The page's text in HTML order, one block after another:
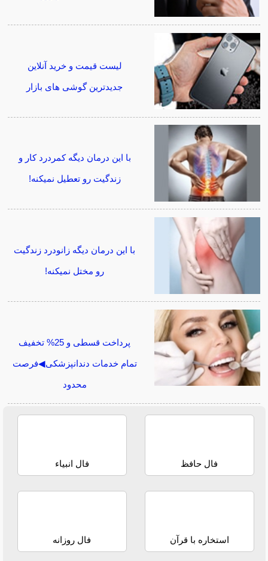
لیست قیمت و خرید آنلاین
جدیدترین گوشی های بازار
با این درمان دیگه کمردرد کار و
زندگیت رو تعطیل نمیکنه!
با این درمان دیگه زانودرد زندگیت
رو مختل نمیکنه!
پرداخت قسطی و 25% تخفیف
تمام خدمات دندانپزشکی◀فرصت
محدود
فال حافظ فال انبیاء
استخاره با قرآن فال روزانه